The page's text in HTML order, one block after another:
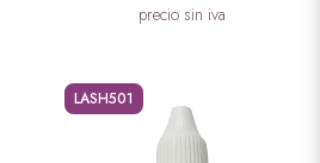
precio sin iva
LASH501